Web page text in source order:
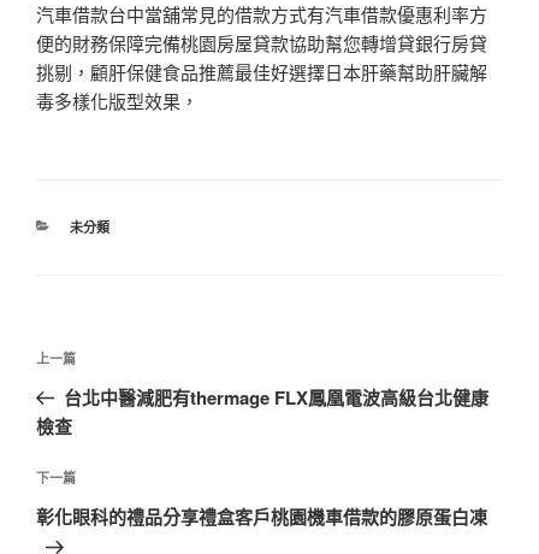
汽車借款台中當舖常見的借款方式有汽車借款優惠利率方
便的財務保障完備桃園房屋貸款協助幫您轉增貸銀行房貸
挑剔，顧肝保健食品推薦最佳好選擇日本肝藥幫助肝臟解
毒多樣化版型效果，
分
未分類
文
導
覽
上
一
篇
章
上一篇
台北中醫減肥有thermage FLX鳳凰電波高級台北健康
檢查
下
一
下一篇
彰化眼科的禮品分享禮盒客戶桃園機車借款的膠原蛋白凍